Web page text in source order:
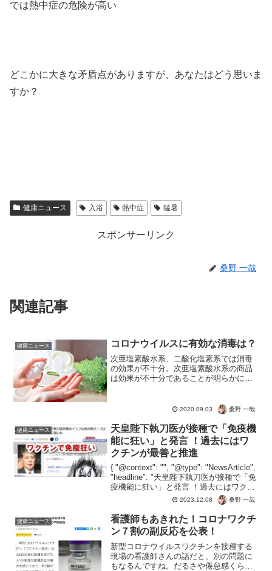
では熱中症の危険が高い
どこかに大きな矛盾点がありますが、あなたはどう思いま
すか？
健康ニュース 入浴 熱中症 猛暑
スポンサーリンク
桑野 一哉
関連記事
健康ニュース コロナウイルスに有効な消毒は？
次亜塩素酸水系、二酸化塩素系では消毒
の効果が不十分。次亜塩素酸水系の商品
は効果が不十分であることが明らかにな
ら、首からかけるようなものも効果は期
2020.09.03 桑野 一哉
健康ニュース
天皇陛下執刀医が接種で「免疫機
能に狂い」と発言 ！過去にはワ
クチンが最善と推進
{ "@context": "", "@type": "NewsArticle",
"headline": "天皇陛下執刀医が接種で「免
疫機能に狂い」と発言 ！過去にはワクチ
ンが最善と推進", "image": [ "" ], "dateP...
2023.12.08 桑野 一哉
健康ニュース
看護師もあきれた！コロナワクチ
ン７割の副反応を公表！
新型コロナウイルスワクチンを接種する
現場の看護師さんの話だと、別の問題に
もなるんですね。だるさや倦怠感くらい